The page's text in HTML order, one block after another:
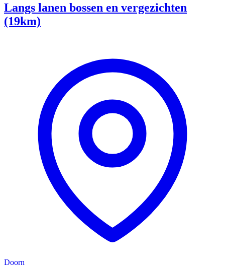
Langs lanen bossen en vergezichten
(19km)
Doorn